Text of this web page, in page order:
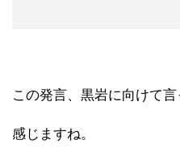
この発言、黒岩に向けて
感じますね。